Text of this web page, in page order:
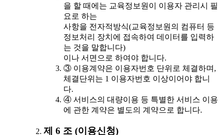
을 할 때에는 교육정보원이 이용자 관리시 필
요로 하는
사항을 전자적방식(교육정보원의 컴퓨터 등
정보처리 장치에 접속하여 데이터를 입력하
는 것을 말합니다)
이나 서면으로 하여야 합니다.
③ 이용계약은 이용자번호 단위로 체결하며,
체결단위는 1 이용자번호 이상이어야 합니
다.
④ 서비스의 대량이용 등 특별한 서비스 이용
에 관한 계약은 별도의 계약으로 합니다.
제 6 조 (이용신청)